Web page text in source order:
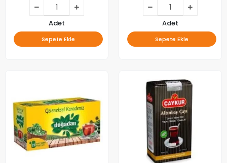
Adet
Sepete Ekle
Adet
Sepete Ekle